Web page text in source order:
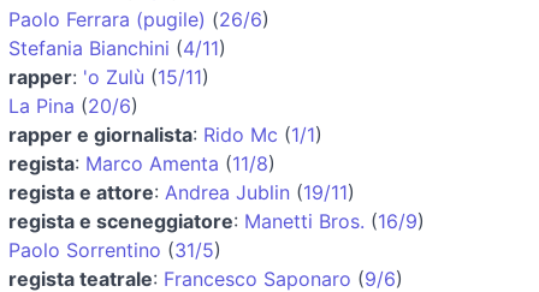
Paolo Ferrara (pugile) (26/6)
Stefania Bianchini (4/11)
rapper: 'o Zulù (15/11)
La Pina (20/6)
rapper e giornalista: Rido Mc (1/1)
regista: Marco Amenta (11/8)
regista e attore: Andrea Jublin (19/11)
regista e sceneggiatore: Manetti Bros. (16/9)
Paolo Sorrentino (31/5)
regista teatrale: Francesco Saponaro (9/6)